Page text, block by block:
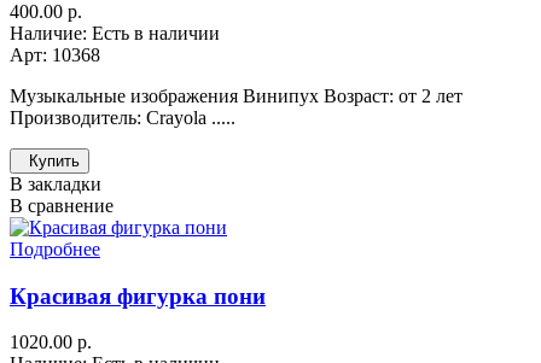
400.00 р.
Наличие: Есть в наличии
Арт: 10368
Музыкальные изображения Винипух Возраст: от 2 лет
Производитель: Crayola .....
Купить
В закладки
В сравнение
Подробнее
Красивая фигурка пони
1020.00 р.